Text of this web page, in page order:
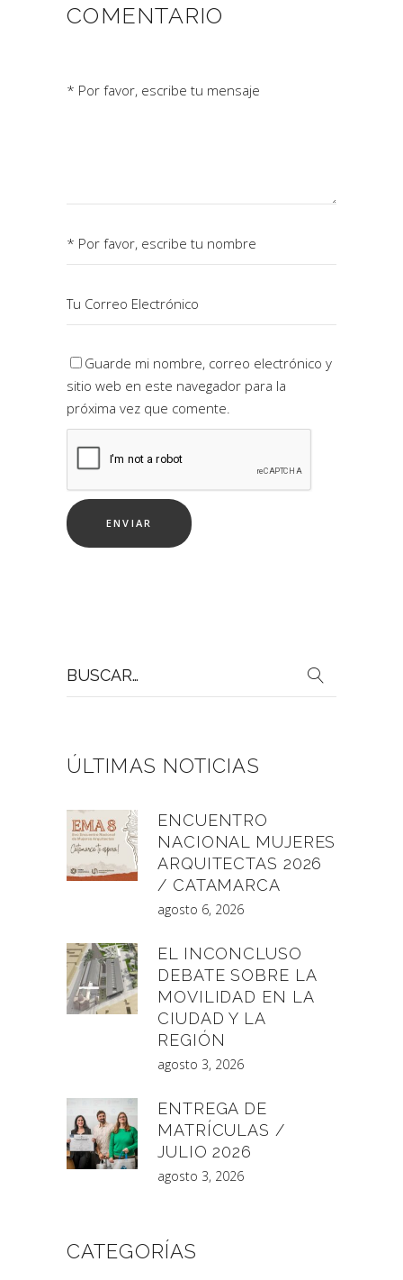
COMENTARIO
Guarde mi nombre, correo electrónico y
sitio web en este navegador para la
próxima vez que comente.
por:
ÚLTIMAS NOTICIAS
ENCUENTRO
NACIONAL MUJERES
ARQUITECTAS 2026
/ CATAMARCA
agosto 6, 2026
EL INCONCLUSO
DEBATE SOBRE LA
MOVILIDAD EN LA
CIUDAD Y LA
REGIÓN
agosto 3, 2026
ENTREGA DE
MATRÍCULAS /
JULIO 2026
agosto 3, 2026
CATEGORÍAS